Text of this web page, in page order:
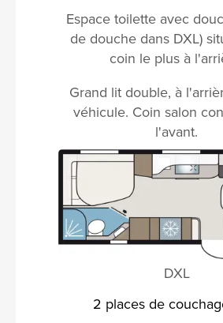
Espace toilette avec
de douche dans DXL)
coin le plus à
Grand lit double, à
véhicule. Coin salon
l'avant.
DXL
2 places de